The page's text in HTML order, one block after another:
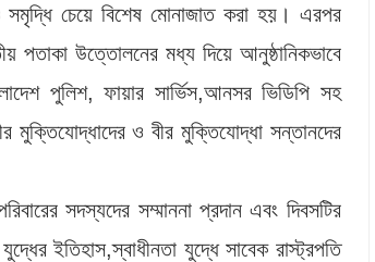
চেয়ে বিশেষ মোনাজাত করা হয়। এরপর
পতাকা উত্তোলনের মধ্য দিয়ে আনুষ্ঠানিকভাবে
পুলিশ, ফায়ার সার্ভিস,আনসর ভিডিপি সহ
মুক্তিযোদ্ধাদের ও বীর মুক্তিযোদ্ধা সন্তানদের
সদস্যদের সম্মাননা প্রদান এবং দিবসটির
ইতিহাস,স্বাধীনতা যুদ্ধে সাবেক রাস্ট্রপতি